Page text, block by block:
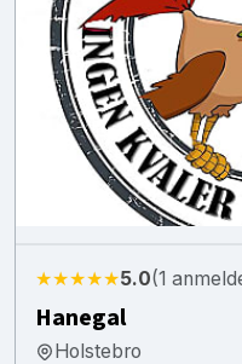
★★★★★5.0(1
Hanegal
Holstebro